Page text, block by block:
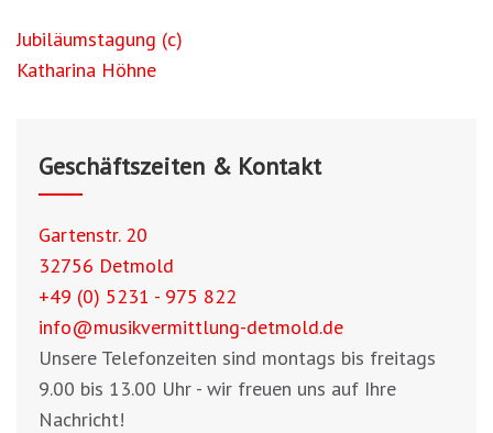
Beitragsnavigation
Jubiläumstagung (c)
Katharina Höhne
Geschäftszeiten & Kontakt
Gartenstr. 20
32756 Detmold
+49 (0) 5231 - 975 822
info@musikvermittlung-detmold.de
Unsere Telefonzeiten sind montags bis freitags
9.00 bis 13.00 Uhr - wir freuen uns auf Ihre
Nachricht!